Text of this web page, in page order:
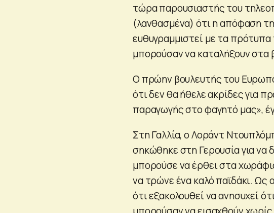
τώρα παρουσιαστής του
(λανθασμένα) ότι η απόφαση
ευθυγραμμιστεί με τα
μπορούσαν να καταλήξουν στα
Ο πρώην βουλευτής του
ότι δεν θα ήθελε ακρίδες για
παραγωγής στο φαγητό μας»,
Στη Γαλλία, ο Λοράντ
σηκώθηκε στη Γερουσία για να
μπορούσε να έρθει στα
να τρώνε ένα καλό παϊδάκι. Ως
ότι εξακολουθεί να ανησυχεί